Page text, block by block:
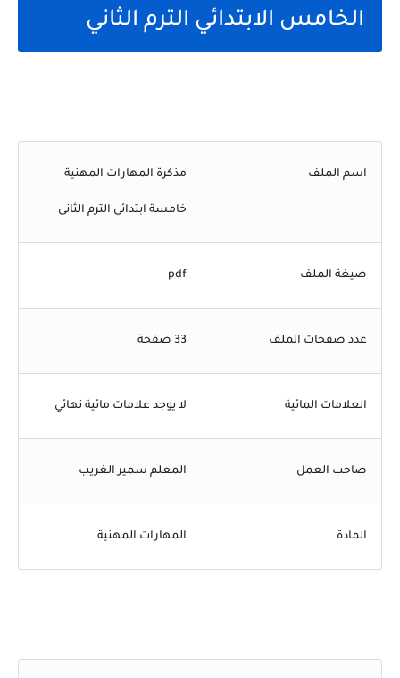
الخامس الابتدائي الترم الثاني
اسم الملف مذكرة المهارات المهنية
خامسة ابتدائي الترم الثانى
صيغة الملف pdf
عدد صفحات الملف 33 صفحة
العلامات المائية لا يوجد علامات مائية نهائي
صاحب العمل المعلم سمير الغريب
المادة المهارات المهنية